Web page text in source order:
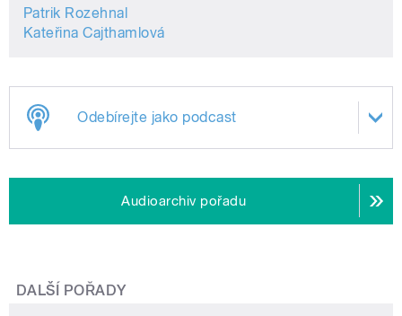
Patrik Rozehnal
Kateřina Cajthamlová
Odebírejte jako podcast
Audioarchiv pořadu
DALŠÍ POŘADY